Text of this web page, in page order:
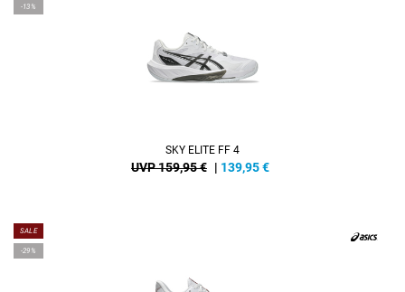
-13%
SKY ELITE FF 4
UVP 159,95 € | 139,95€
SALE
-29%